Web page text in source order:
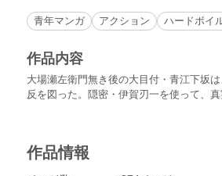
青年マンガ アクション ハードボイ
作品内容
大場瀬左衛門無き後の大目付・青江下坂
反を図った。隠密・伊賀刃一を使って、
する。執拗な工作に、ついに十兵衛は影
「霧無明」の3編を収録。※本作にはSPコ
作品情報